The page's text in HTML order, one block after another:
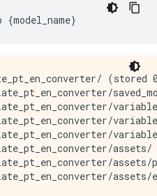
{model_name}
(stored